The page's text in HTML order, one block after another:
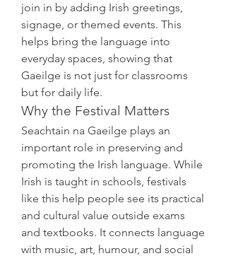
join in by adding Irish greetings,
signage, or themed events. This
helps bring the language into
everyday spaces, showing that
Gaeilge is not just for classrooms
but for daily life.
Why the Festival Matters
Seachtain na Gaeilge plays an
important role in preserving and
promoting the Irish language. While
Irish is taught in schools, festivals
like this help people see its practical
and cultural value outside exams
and textbooks. It connects language
with music, art, humour, and social